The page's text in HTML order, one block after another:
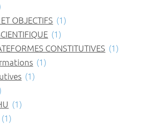
OBJECTIFS (1)
(1)
CONSTITUTIVES (1)
(1)
(1)
(1)
(1)